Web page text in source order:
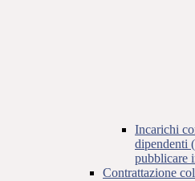
Incarichi
dipendenti
pubblicare
Contrattazione